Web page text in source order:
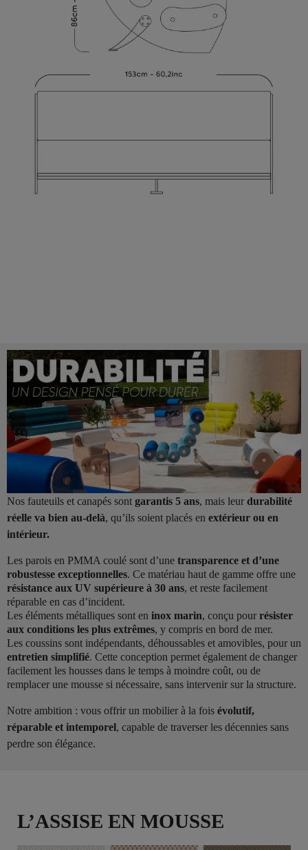
Nos fauteuils et canapés sont garantis 5 ans, mais leur durabilité
réelle va bien au-delà, qu’ils soient placés en extérieur ou en
intérieur.
Les parois en PMMA coulé sont d’une transparence et d’une
robustesse exceptionnelles. Ce matériau haut de gamme offre une
résistance aux UV supérieure à 30 ans, et reste facilement
réparable en cas d’incident.
Les éléments métalliques sont en inox marin, conçu pour résister
aux conditions les plus extrêmes, y compris en bord de mer.
Les coussins sont indépendants, déhoussables et amovibles, pour un
entretien simplifié. Cette conception permet également de changer
facilement les housses dans le temps à moindre coût, ou de
remplacer une mousse si nécessaire, sans intervenir sur la structure.
Notre ambition : vous offrir un mobilier à la fois évolutif,
réparable et intemporel, capable de traverser les décennies sans
perdre son élégance.
L’ASSISE EN MOUSSE